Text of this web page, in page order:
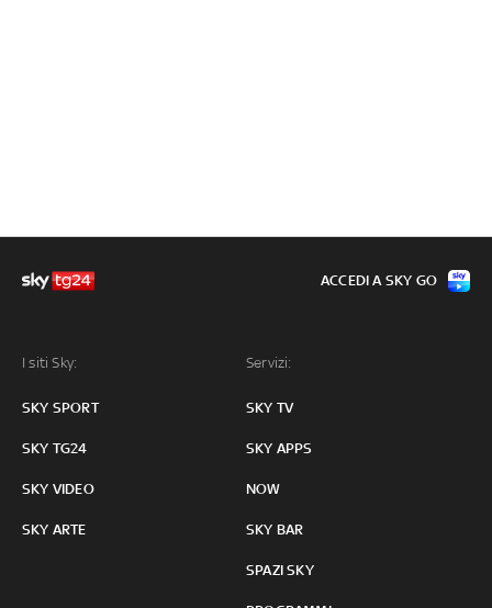
I siti Sky:
SKY SPORT
SKY TG24
SKY VIDEO
SKY ARTE
Servizi:
SKY TV
SKY APPS
NOW
SKY BAR
SPAZI SKY
ACCEDI A SKY GO